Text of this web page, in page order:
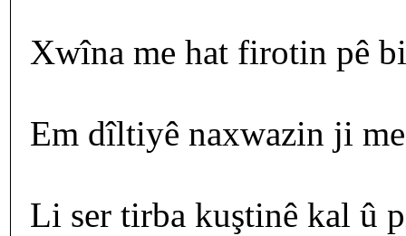
Xwîna me hat firotin pê
Em dîltiyê naxwazin ji
Li ser tirba kuştinê kal û